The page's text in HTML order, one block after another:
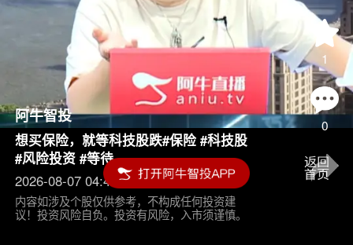
1
0
阿牛智投
想买保险，就等科技股跌#保险 #科技股
#风险投资 #等待
2026-08-07 04:45
内容如涉及个股仅供参考，不构成任何投资建
议！投资风险自负。投资有风险，入市须谨慎。